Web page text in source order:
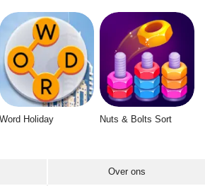
Word Holiday Nuts & Bolts Sort
Over ons